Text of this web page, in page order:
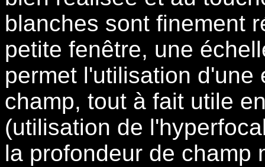
blanches sont finement
petite fenêtre, une
permet l'utilisation
champ, tout à fait utile
(utilisation de
la profondeur de champ